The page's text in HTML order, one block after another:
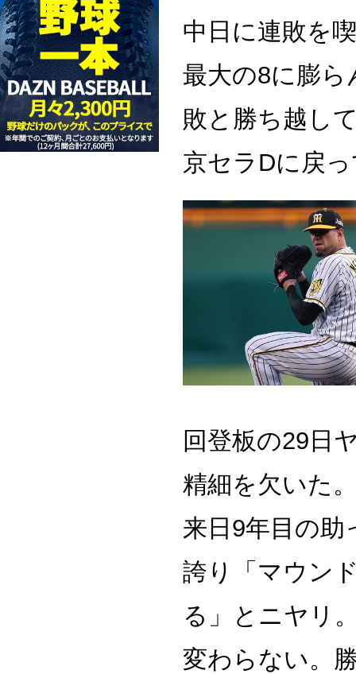
中日に連敗を
最大の8に膨ら
敗と勝ち越し
京セラDに戻
回登板の29日
精細を欠いた
来日9年目の助
誇り「マウン
る」とニヤリ
変わらない。